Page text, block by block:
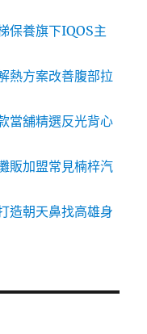
保養旗下IQOS主
熱方案改善腹部拉
當舖精選反光背心
販加盟常見楠梓汽
造朝天鼻找高雄身